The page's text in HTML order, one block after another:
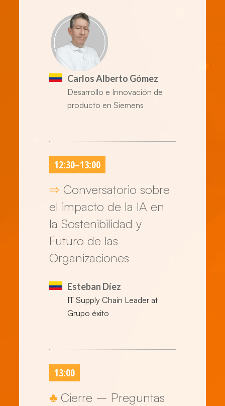
Carlos Alberto Gómez
Desarrollo e Innovación de
producto en Siemens
12:30–13:00
⇨ Conversatorio sobre
el impacto de la IA en
la Sostenibilidad y
Futuro de las
Organizaciones
Esteban Díez
IT Supply Chain Leader at
Grupo éxito
13:00
♣ Cierre – Preguntas